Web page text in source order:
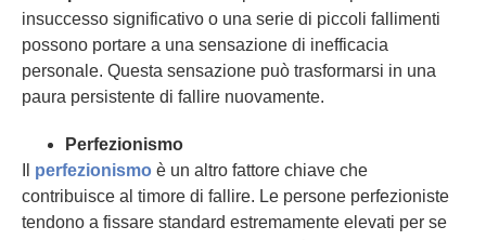
insuccesso significativo o una serie di piccoli fallimenti
possono portare a una sensazione di inefficacia
personale. Questa sensazione può trasformarsi in una
paura persistente di fallire nuovamente.
Perfezionismo
perfezionismo è un altro fattore chiave che
contribuisce al timore di fallire. Le persone perfezioniste
tendono a fissare standard estremamente elevati per se